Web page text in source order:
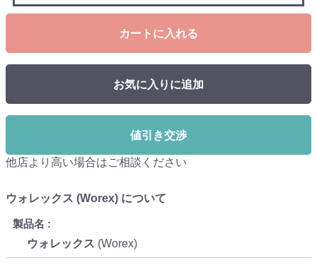
カートに入れる
お気に入りに追加
値引き交渉
他店より高い場合はご相談ください
ウォレックス (Worex) について
製品名
ウォレックス (Worex)